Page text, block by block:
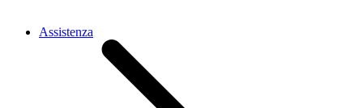
Assistenza